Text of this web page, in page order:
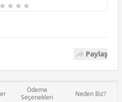
Paylaş
Ödeme
Seçenekleri
Neden Biz?